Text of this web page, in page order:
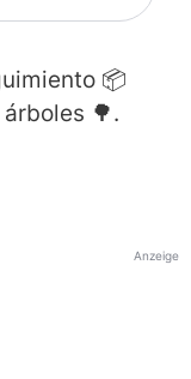
📦
árboles 🌳.
Anzeige